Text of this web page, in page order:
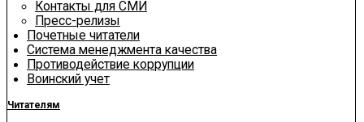
Контакты для СМИ
Пресс-релизы
Почетные читатели
Система менеджмента качества
Противодействие коррупции
Воинский учет
Читателям